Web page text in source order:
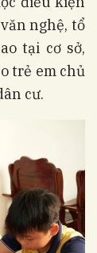
nghệ, tổ
tại cơ sở,
trẻ em chủ
cư.